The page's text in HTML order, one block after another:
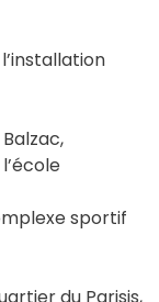
sportif
du Parisis,